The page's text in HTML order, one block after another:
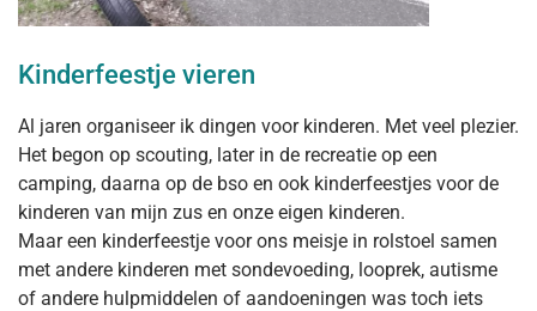
Kinderfeestje vieren
Al jaren organiseer ik dingen voor kinderen. Met veel plezier.
Het begon op scouting, later in de recreatie op een
camping, daarna op de bso en ook kinderfeestjes voor de
kinderen van mijn zus en onze eigen kinderen.
Maar een kinderfeestje voor ons meisje in rolstoel samen
met andere kinderen met sondevoeding, looprek, autisme
of andere hulpmiddelen of aandoeningen was toch iets